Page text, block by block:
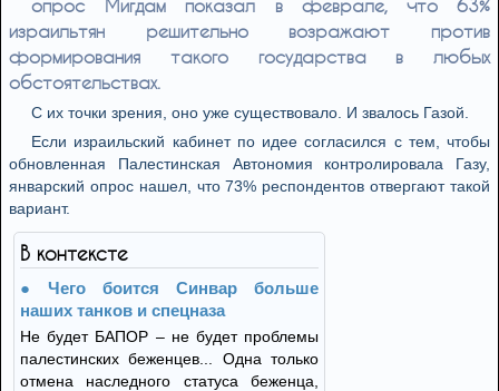
опрос Мигдам показал в феврале, что 63%
израильтян решительно возражают против
формирования такого государства в любых
обстоятельствах.
С их точки зрения, оно уже существовало. И звалось Газой.
Если израильский кабинет по идее согласился с тем, чтобы
обновленная Палестинская Автономия контролировала Газу,
январский опрос нашел, что 73% респондентов отвергают такой
вариант.
В контексте
Чего боится Синвар больше
наших танков и спецназа
Не будет БАПОР – не будет проблемы
палестинских беженцев... Одна только
отмена наследного статуса беженца,